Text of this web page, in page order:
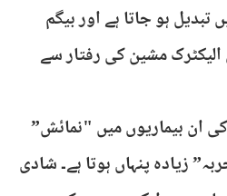
ہو جاتا ہے اور بیگم
مشین کی رفتار سے
ان بیماریوں میں "نمائش”
زیادہ پنہاں ہوتا ہے۔ شادی